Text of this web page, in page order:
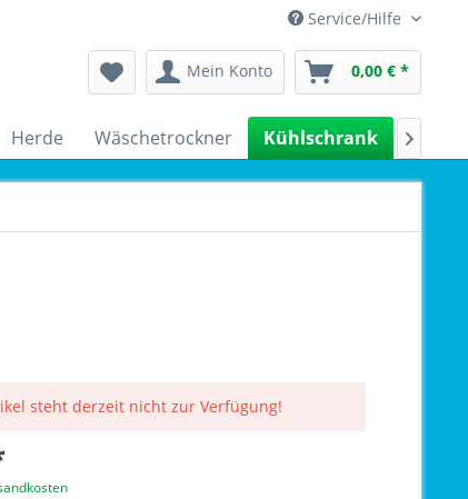
Service/Hilfe
Mein Konto 0,00 € *
Herde Wäschetrockner Kühlschrank 
steht derzeit nicht zur Verfügung!